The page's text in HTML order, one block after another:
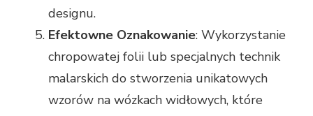
designu.
Efektowne Oznakowanie: Wykorzystanie
chropowatej folii lub specjalnych technik
malarskich do stworzenia unikatowych
wzorów na wózkach widłowych, które